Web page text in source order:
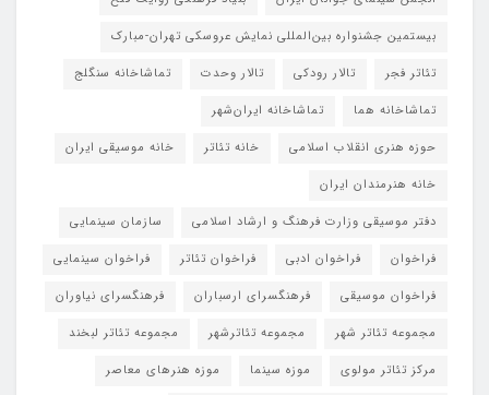
بیستمین جشنواره بین‌المللی نمایش عروسکی تهران-مبارک
تئاتر فجر
تالار رودکی تالار وحدت
تماشاخانه سنگلج
تماشاخانه هما
تماشاخانه‌ ایران‌شهر
حوزه هنری انقلاب اسلامی
خانه تئاتر
خانه موسیقی ایران
خانه هنرمندان ایران
دفتر موسیقی وزارت فرهنگ و ارشاد اسلامی
سازمان سینمایی
فراخوان
فراخوان ادبی فراخوان تئاتر
فراخوان سینمایی
فراخوان موسیقی
فرهنگسرای ارسباران
فرهنگسرای نیاوران
مجموعه تئاتر شهر
مجموعه تئاترشهر
مجموعه تئاتر لبخند
مرکز تئاتر مولوی
موزه سینما
موزه هنرهای معاصر